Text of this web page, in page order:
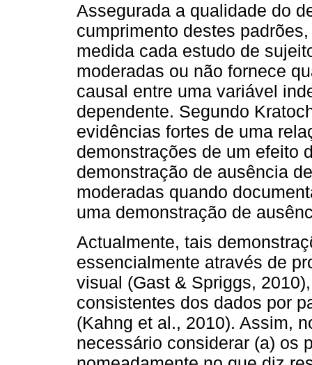
Assegurada a qualidade do
cumprimento destes
medida cada estudo de
moderadas ou não fornece
causal entre uma variável
dependente. Segundo
evidências fortes de uma
demonstrações de um efeito
demonstração de ausência
moderadas quando
uma demonstração de
Actualmente, tais
essencialmente através de
visual (Gast & Spriggs,
consistentes dos dados por
(Kahng et al., 2010). Assim,
necessário considerar (a) os